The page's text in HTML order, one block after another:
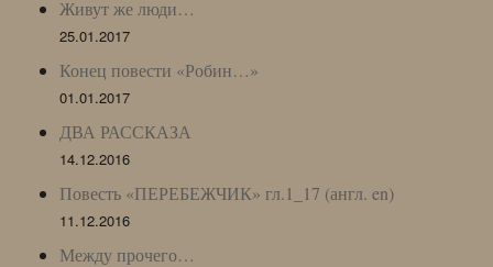
Живут же люди…
25.01.2017
Конец повести «Робин…»
01.01.2017
ДВА РАССКАЗА
14.12.2016
Повесть «ПЕРЕБЕЖЧИК» гл.1_17 (англ. en)
11.12.2016
Между прочего…